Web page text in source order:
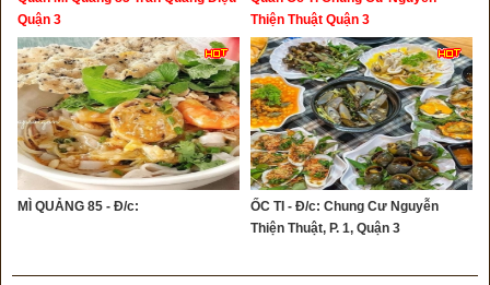
Quận 3
MÌ QUẢNG 85 - Đ/c:
Thiện Thuật Quận 3
ỐC TI - Đ/c: Chung Cư Nguyễn
Thiện Thuật, P. 1, Quận 3